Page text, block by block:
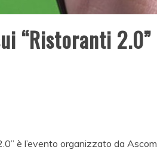
“Ristoranti 2.0”
è l’evento organizzato da Ascom